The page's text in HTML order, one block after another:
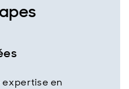
en